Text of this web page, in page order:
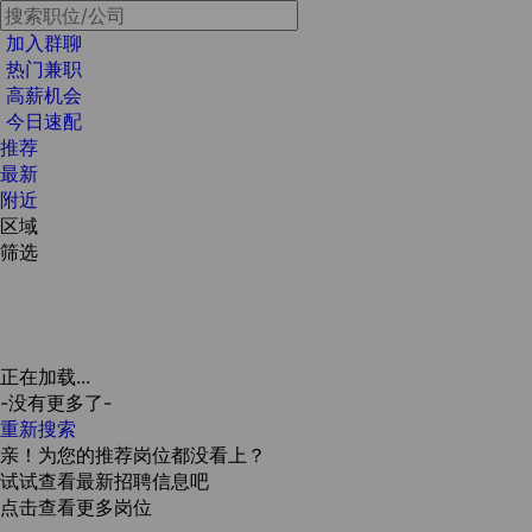
加入群聊
热门兼职
高薪机会
今日速配
推荐
最新
附近
区域
筛选
正在加载...
-没有更多了-
重新搜索
亲！为您的推荐岗位都没看上？
试试查看最新招聘信息吧
点击查看更多岗位